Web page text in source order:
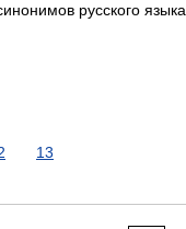
русского языка.
13